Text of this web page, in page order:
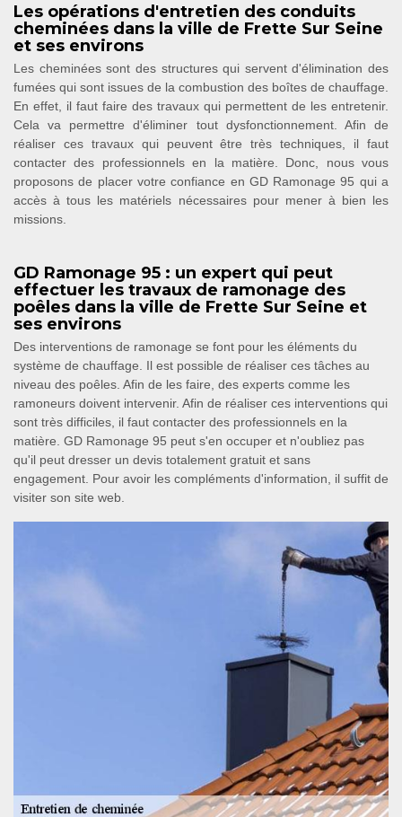
Les opérations d'entretien des conduits
cheminées dans la ville de Frette Sur Seine
et ses environs
Les cheminées sont des structures qui servent d'élimination des
fumées qui sont issues de la combustion des boîtes de chauffage.
En effet, il faut faire des travaux qui permettent de les entretenir.
Cela va permettre d'éliminer tout dysfonctionnement. Afin de
réaliser ces travaux qui peuvent être très techniques, il faut
contacter des professionnels en la matière. Donc, nous vous
proposons de placer votre confiance en GD Ramonage 95 qui a
accès à tous les matériels nécessaires pour mener à bien les
missions.
GD Ramonage 95 : un expert qui peut
effectuer les travaux de ramonage des
poêles dans la ville de Frette Sur Seine et
ses environs
Des interventions de ramonage se font pour les éléments du
système de chauffage. Il est possible de réaliser ces tâches au
niveau des poêles. Afin de les faire, des experts comme les
ramoneurs doivent intervenir. Afin de réaliser ces interventions qui
sont très difficiles, il faut contacter des professionnels en la
matière. GD Ramonage 95 peut s'en occuper et n'oubliez pas
qu'il peut dresser un devis totalement gratuit et sans
engagement. Pour avoir les compléments d'information, il suffit de
visiter son site web.